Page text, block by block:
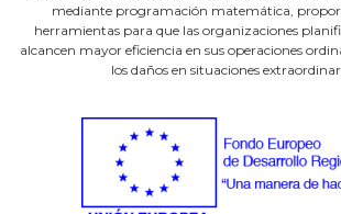
mediante programación matemática,
herramientas para que las organizaciones
alcancen mayor eficiencia en sus operaciones
los daños en situaciones